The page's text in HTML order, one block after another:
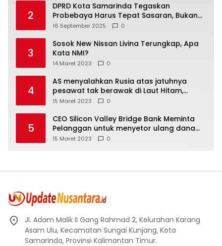
2
DPRD Kota Samarinda Tegaskan
Probebaya Harus Tepat Sasaran, Bukan
Hanya Infrastruktur Semata
16 September 2025 0
3
Sosok New Nissan Livina Terungkap, Apa
Kata NMI?
14 Maret 2023 0
4
AS menyalahkan Rusia atas jatuhnya
pesawat tak berawak di Laut Hitam,
Moskow menyangkal
15 Maret 2023 0
5
CEO Silicon Valley Bridge Bank Meminta
Pelanggan untuk menyetor ulang dana
Mereka
15 Maret 2023 0
Jl. Adam Malik II Gang Rahmad 2, Kelurahan Karang
Asam Ulu, Kecamatan Sungai Kunjang, Kota
Samarinda, Provinsi Kalimantan Timur.